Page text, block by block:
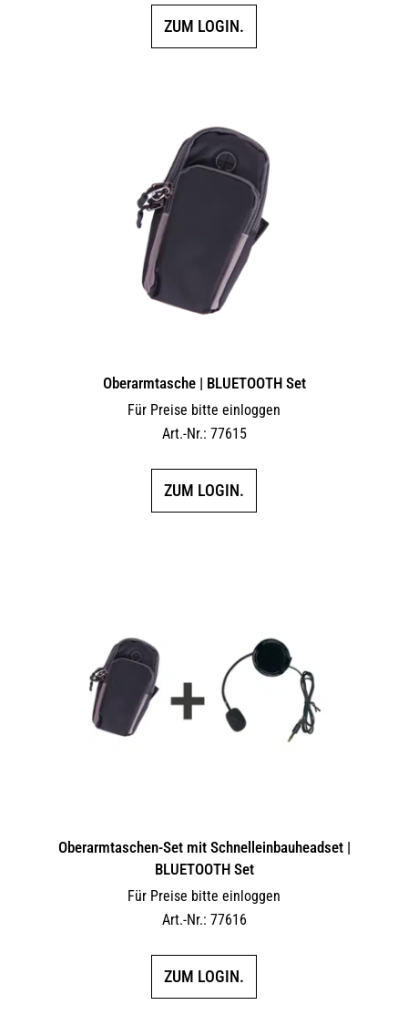
ZUM LOGIN.
Oberarmtasche | BLUETOOTH Set
Für Preise bitte einloggen
Art.-Nr.: 77615
ZUM LOGIN.
Oberarmtaschen-Set mit Schnelleinbauheadset |
BLUETOOTH Set
Für Preise bitte einloggen
Art.-Nr.: 77616
ZUM LOGIN.